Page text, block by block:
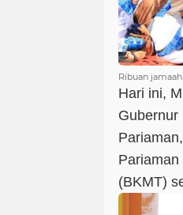
Ribuan
Hari ini,
Gubernur
(BKMT)